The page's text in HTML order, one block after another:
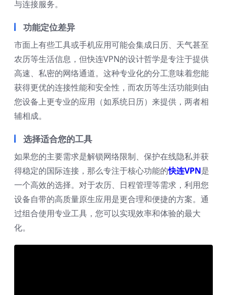
与连接服务。
功能定位差异
市面上有些工具或手机应用可能会集成日历、天气甚至
农历等生活信息，但快连VPN的设计哲学是专注于提供
高速、私密的网络通道。这种专业化的分工意味着您能
获得更优的连接性能和安全性，而农历等生活功能则由
您设备上更专业的应用（如系统日历）来提供，两者相
辅相成。
选择适合您的工具
如果您的主要需求是解锁网络限制、保护在线隐私并获
得稳定的国际连接，那么专注于核心功能的快连VPN是
一个高效的选择。对于农历、日程管理等需求，利用您
设备自带的高质量原生应用是更合理和便捷的方案。通
过组合使用专业工具，您可以实现效率和体验的最大
化。